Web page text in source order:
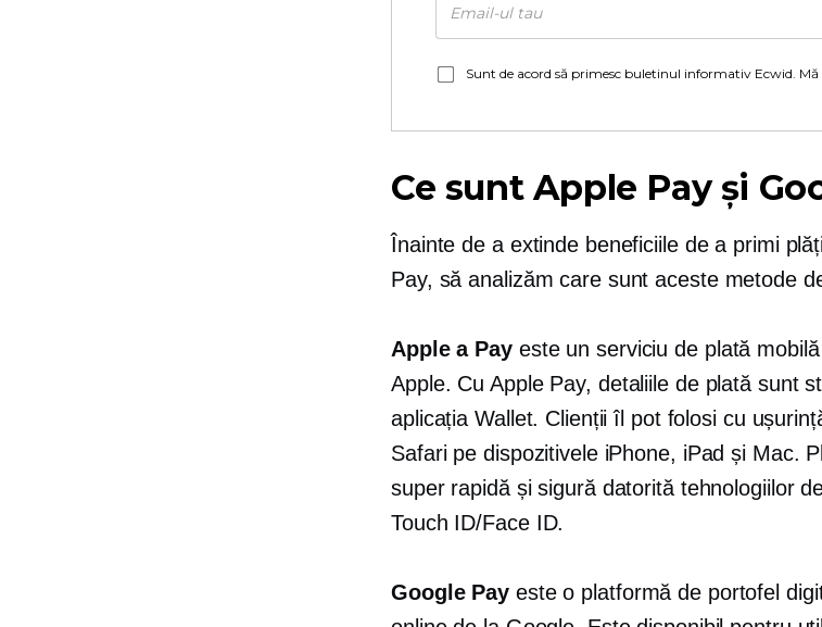
Sunt de acord să primesc buletinul informativ Ecwid.
Ce sunt Apple Pay și
Înainte de a extinde beneficiile de a primi
Pay, să analizăm care sunt aceste metode
Apple a Payeste un serviciu de plată
Apple. Cu Apple Pay, detaliile de plată sunt
aplicația Wallet. Clienții îl pot folosi cu
Safari pe dispozitivele iPhone, iPad și Mac.
super rapidă și sigură datorită tehnologiilor
Touch ID/Face ID.
Google Pay este o platformă de portofel